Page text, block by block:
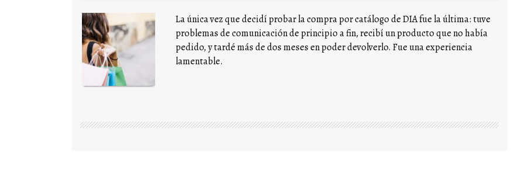
La única vez que decidí probar la compra por catálogo de DIA fue la última: tuve
problemas de comunicación de principio a fin, recibí un producto que no había
pedido, y tardé más de dos meses en poder devolverlo. Fue una experiencia
lamentable.